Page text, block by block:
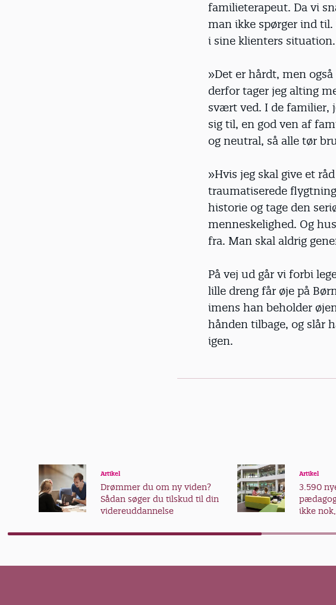
familieterapeut. Da vi
man ikke spørger ind
i sine klienters situation.
»Det er hårdt, men
derfor tager jeg alting
svært ved. I de familier,
sig til, en god ven af
og neutral, så alle tør
»Hvis jeg skal give et
traumatiserede
historie og tage den
menneskelighed. Og
fra. Man skal aldrig
På vej ud går vi forbi
lille dreng får øje på
imens han beholder
hånden tilbage, og slår
igen.
Artikel
Drømmer du om ny viden?
Sådan søger du tilskud til din
videreuddannelse
Artikel
3.590
ikke